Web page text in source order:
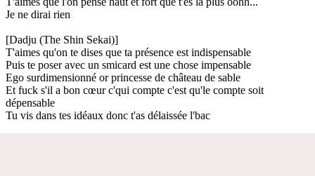
Je ne dirai rien
[Dadju (The Shin Sekai)]
T'aimes qu'on te dises que ta présence est indispensable
Puis te poser avec un smicard est une chose impensable
Ego surdimensionné or princesse de château de sable
Et fuck s'il a bon cœur c'qui compte c'est qu'le compte soit
dépensable
Tu vis dans tes idéaux donc t'as délaissée l'bac